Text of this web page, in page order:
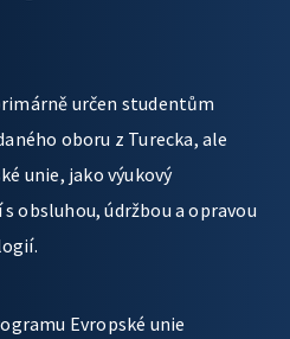
určen studentům
oboru z Turecka, ale
unie, jako výukový
obsluhou, údržbou a opravou
Evropské unie